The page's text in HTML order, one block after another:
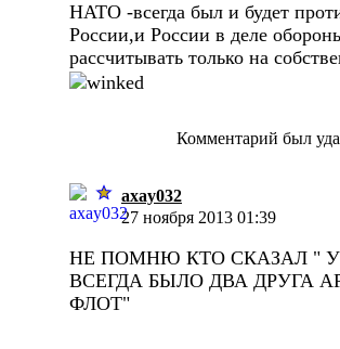
НАТО -всегда был и будет
России,и России в деле
рассчитывать только на
Комментарий был
axay032
27 ноября 2013 01:39
НЕ ПОМНЮ КТО СКАЗАЛ "
ВСЕГДА БЫЛО ДВА ДРУГА
ФЛОТ"